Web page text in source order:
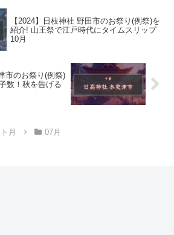
【2024】日枝神社 野田市のお祭り(例祭)を
紹介! 山王祭で江戸時代にタイムスリップ
10月
市のお祭り(例祭)
数！秋を告げる
月 07月